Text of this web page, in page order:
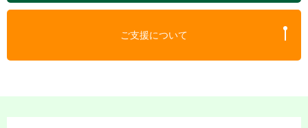
ご支援について